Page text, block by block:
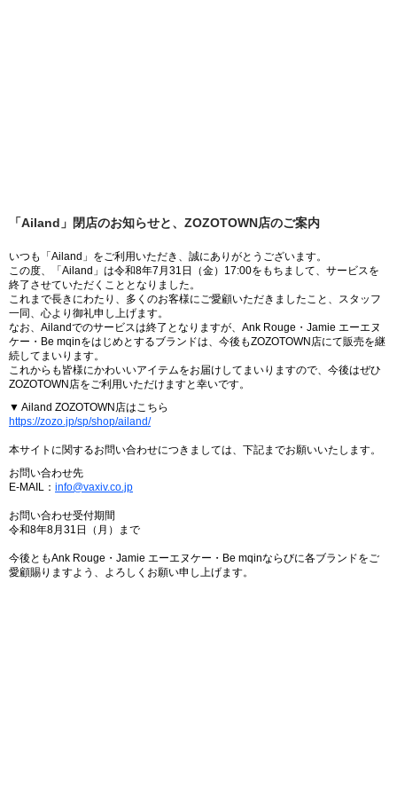
「Ailand」閉店のお知らせと、ZOZOTOWN店のご案内
いつも「Ailand」をご利用いただき、誠にありがとうございます。
この度、「Ailand」は令和8年7月31日（金）17:00をもちまして、サービスを
終了させていただくこととなりました。
これまで長きにわたり、多くのお客様にご愛顧いただきましたこと、スタッフ
一同、心より御礼申し上げます。
なお、Ailandでのサービスは終了となりますが、Ank Rouge・Jamie エーエヌ
ケー・Be mqinをはじめとするブランドは、今後もZOZOTOWN店にて販売を継
続してまいります。
これからも皆様にかわいいアイテムをお届けしてまいりますので、今後はぜひ
ZOZOTOWN店をご利用いただけますと幸いです。
▼ Ailand ZOZOTOWN店はこちら
https://zozo.jp/sp/shop/ailand/
本サイトに関するお問い合わせにつきましては、下記までお願いいたします。
お問い合わせ先
E-MAIL： info@vaxiv.co.jp
お問い合わせ受付期間
令和8年8月31日（月）まで
今後ともAnk Rouge・Jamie エーエヌケー・Be mqinならびに各ブランドをご
愛顧賜りますよう、よろしくお願い申し上げます。